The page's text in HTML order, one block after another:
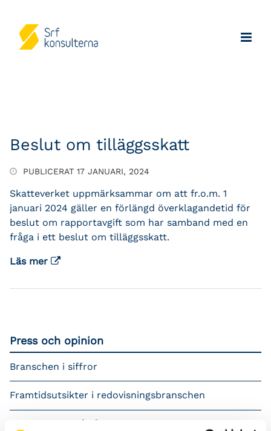
Beslut om tilläggsskatt
PUBLICERAT 17 JANUARI, 2024
Skatteverket uppmärksammar om att fr.o.m. 1
januari 2024 gäller en förlängd överklagandetid för
beslut om rapportavgift som har samband med en
fråga i ett beslut om tilläggsskatt.
Läs mer
Press och opinion
Branschen i siffror
Framtidsutsikter i redovisningsbranschen
Prenumerera på våra nyhetsbrev